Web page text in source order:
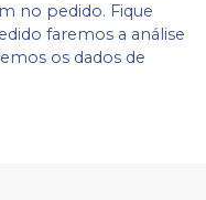
no pedido. Fique
faremos a análise
os dados de